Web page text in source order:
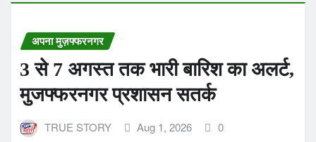
अपना मुज़फ्फरनगर
3 से 7 अगस्त तक भारी बारिश का अलर्ट,
मुजफ्फरनगर प्रशासन सतर्क
TRUE STORY Aug 1, 2026
तैयारियां परखने के दिए निर्देश, राहत शिविरों से लेकर गांव स्तर तक